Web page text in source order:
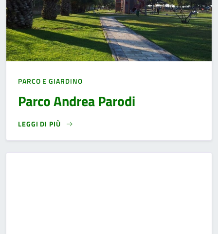
PARCO E GIARDINO
Parco Andrea Parodi
LEGGI DI PIÙ
READ MORE